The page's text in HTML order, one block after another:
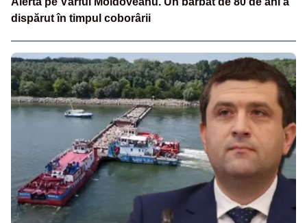
dispărut în timpul coborârii